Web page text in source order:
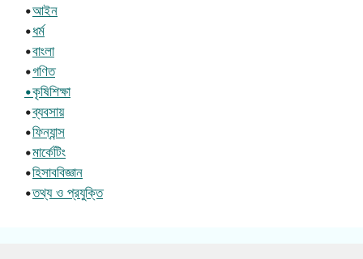
•আইন
•ধর্ম
•বাংলা
•গণিত
•কৃষিশিক্ষা
•ব্যবসায়
•ফিন্যান্স
•মার্কেটিং
•হিসাববিজ্ঞান
•তথ্য ও প্রযুক্তি